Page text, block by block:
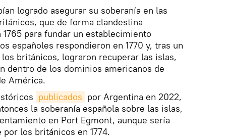
logrado asegurar su soberanía en las
que de forma clandestina
para fundar un establecimiento
españoles respondieron en 1770 y, tras un
británicos, lograron recuperar las islas,
dentro de los dominios americanos de
América.
publicados por Argentina en 2022,
la soberanía española sobre las islas,
en Port Egmont, aunque sería
los británicos en 1774.